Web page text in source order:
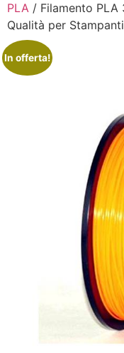
PLA / Filamento PLA
Qualità per
In offerta!